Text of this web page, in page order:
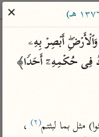
الشرعي
معاجم
✕
فِی حُكۡمِهِۦۤ أَحَدࣰا﴾
مثل بما لبثتم(٢)